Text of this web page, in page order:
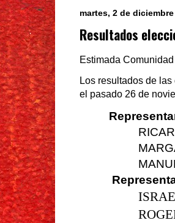
martes, 2 de
Resultados
Estimada
Los resultados de
el pasado 26 de